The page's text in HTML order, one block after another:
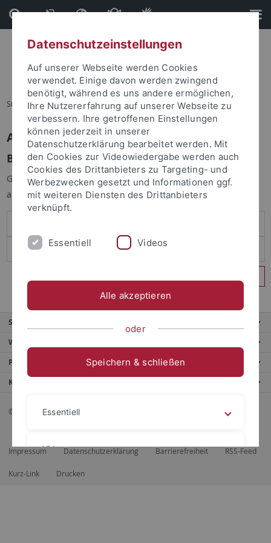
Direkt
zum
Inhalt
Direkt
zur
Fußleiste
Sie sind hier: Startseite
Anmelden
Benutzeranmeldung
Geben Sie Ihren Benutzernamen und Ihr Passwort an um sich
anzumelden:
Service
Weitere Angebote
Portale
Kontaktinfo
© 2026 Eberhard Karls Universität Tübingen, Tübingen
Impressum Datenschutzerklärung Barrierefreiheit RSS-Feed
Kurz-Link Drucken
Datenschutzeinstellungen
Auf unserer Webseite werden Cookies
verwendet. Einige davon werden zwingend
benötigt, während es uns andere ermöglichen,
Ihre Nutzererfahrung auf unserer Webseite zu
verbessern. Ihre getroffenen Einstellungen
können jederzeit in unserer
Datenschutzerklärung bearbeitet werden. Mit
den Cookies zur Videowiedergabe werden auch
Cookies des Drittanbieters zu Targeting- und
Werbezwecken gesetzt und Informationen ggf.
mit weiteren Diensten des Drittanbieters
verknüpft.
Essentiell Videos
Alle akzeptieren
oder
Speichern & schließen
Essentiell
Videos